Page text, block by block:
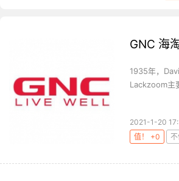
GNC 海
1935年，
Lackzoom主
2021-1-20
值！ +0